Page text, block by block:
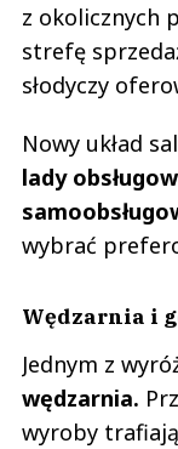
z okolicznych
strefę
słodyczy
Nowy układ
lady
wybrać
Wędzarnia i
Jednym z
wędzarnia.
wyroby